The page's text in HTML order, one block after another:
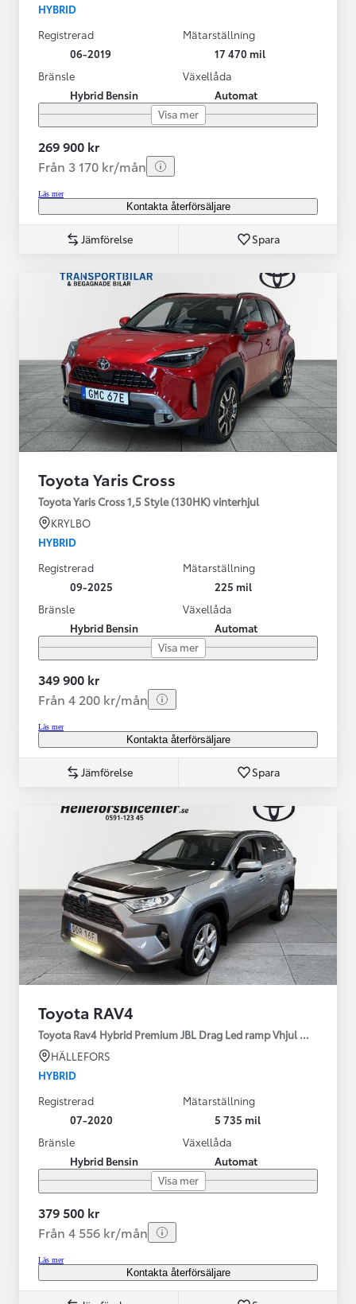
HYBRID
Registrerad
06-2019
Mätarställning
17 470 mil
Bränsle
Hybrid Bensin
Växellåda
Automat
Visa mer
269 900 kr
Från 3 170 kr/mån
Läs mer
Kontakta återförsäljare
Jämförelse Spara
Toyota Yaris Cross
Toyota Yaris Cross 1,5 Style (130HK) vinterhjul
KRYLBO
HYBRID
Registrerad
09-2025
Mätarställning
225 mil
Bränsle
Hybrid Bensin
Växellåda
Automat
Visa mer
349 900 kr
Från 4 200 kr/mån
Läs mer
Kontakta återförsäljare
Jämförelse Spara
Toyota RAV4
Toyota Rav4 Hybrid Premium JBL Drag Led ramp Vhjul motorv
HÄLLEFORS
HYBRID
Registrerad
07-2020
Mätarställning
5 735 mil
Bränsle
Hybrid Bensin
Växellåda
Automat
Visa mer
379 500 kr
Från 4 556 kr/mån
Läs mer
Kontakta återförsäljare